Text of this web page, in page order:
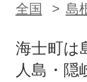
全国 島
海士町は
人島・隠